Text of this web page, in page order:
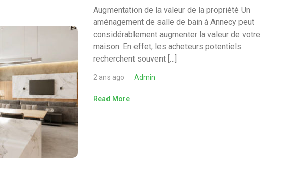
Augmentation de la valeur de la propriété Un
aménagement de salle de bain à Annecy peut
considérablement augmenter la valeur de votre
maison. En effet, les acheteurs potentiels
recherchent souvent […]
2 ans ago Admin
Read More